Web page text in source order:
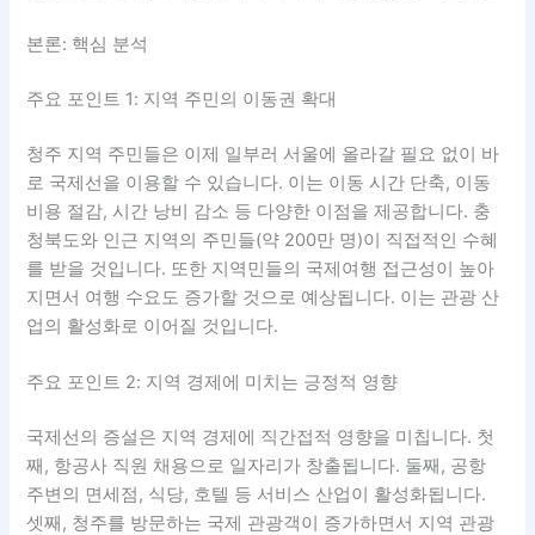
본론: 핵심 분석
주요 포인트 1: 지역 주민의 이동권 확대
청주 지역 주민들은 이제 일부러 서울에 올라갈 필요 없이 바
로 국제선을 이용할 수 있습니다. 이는 이동 시간 단축, 이동
비용 절감, 시간 낭비 감소 등 다양한 이점을 제공합니다. 충
청북도와 인근 지역의 주민들(약 200만 명)이 직접적인 수혜
를 받을 것입니다. 또한 지역민들의 국제여행 접근성이 높아
지면서 여행 수요도 증가할 것으로 예상됩니다. 이는 관광 산
업의 활성화로 이어질 것입니다.
주요 포인트 2: 지역 경제에 미치는 긍정적 영향
국제선의 증설은 지역 경제에 직간접적 영향을 미칩니다. 첫
째, 항공사 직원 채용으로 일자리가 창출됩니다. 둘째, 공항
주변의 면세점, 식당, 호텔 등 서비스 산업이 활성화됩니다.
셋째, 청주를 방문하는 국제 관광객이 증가하면서 지역 관광